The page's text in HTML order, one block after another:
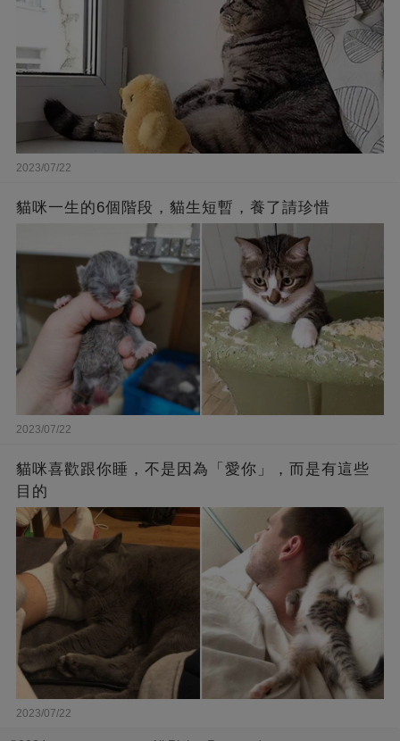
2023/07/22
貓咪一生的6個階段，貓生短暫，養了請珍惜
2023/07/22
貓咪喜歡跟你睡，不是因為「愛你」，而是有這些
目的
2023/07/22